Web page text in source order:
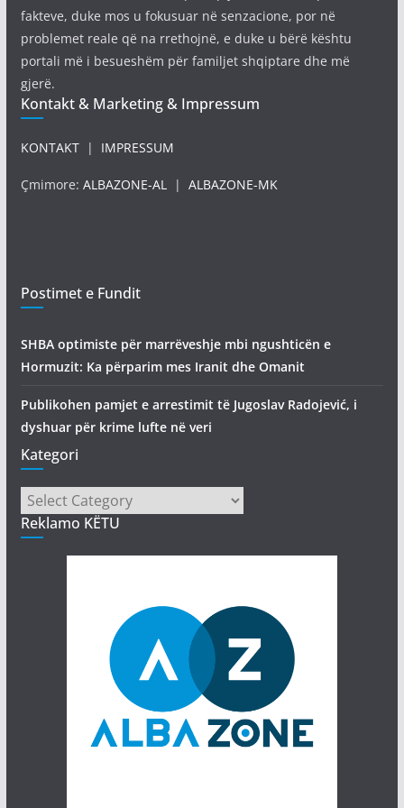
fakteve, duke mos u fokusuar në senzacione, por në
problemet reale që na rrethojnë, e duke u bërë kështu
portali më i besueshëm për familjet shqiptare dhe më
gjerë.
Kontakt & Marketing & Impressum
KONTAKT| IMPRESSUM
Çmimore: ALBAZONE-AL| ALBAZONE-MK
Postimet e Fundit
SHBA optimiste për marrëveshje mbi ngushticën e
Hormuzit: Ka përparim mes Iranit dhe Omanit
Publikohen pamjet e arrestimit të Jugoslav Radojević, i
dyshuar për krime lufte në veri
Kategori
Kategori
Reklamo KËTU